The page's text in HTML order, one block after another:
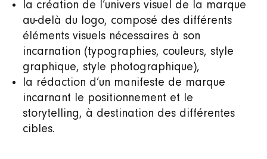
la création de l’univers visuel de la marque
au-delà du logo, composé des différents
éléments visuels nécessaires à son
incarnation (typographies, couleurs, style
graphique, style photographique),
la rédaction d’un manifeste de marque
incarnant le positionnement et le
storytelling, à destination des différentes
cibles.